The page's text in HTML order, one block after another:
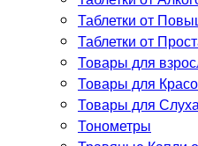
Таблетки от
Таблетки от
Товары для
Товары для
Товары для
Тонометры